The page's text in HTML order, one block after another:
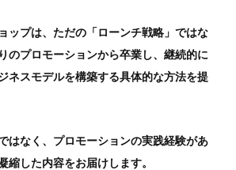
ップは、ただの「ローンチ戦略」ではな
のプロモーションから卒業し、継続的に
ネスモデルを構築する具体的な方法を提
はなく、プロモーションの実践経験があ
縮した内容をお届けします。